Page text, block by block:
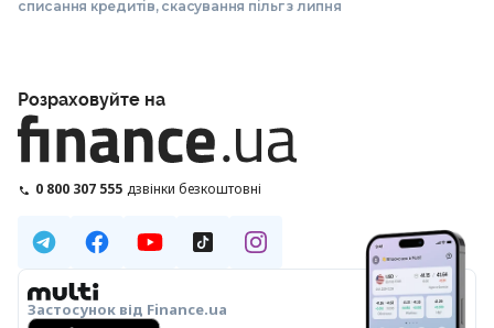
списання кредитів, скасування пільг з липня
Розраховуйте на
0 800 307 555 дзвінки безкоштовні
Застосунок від Finance.ua